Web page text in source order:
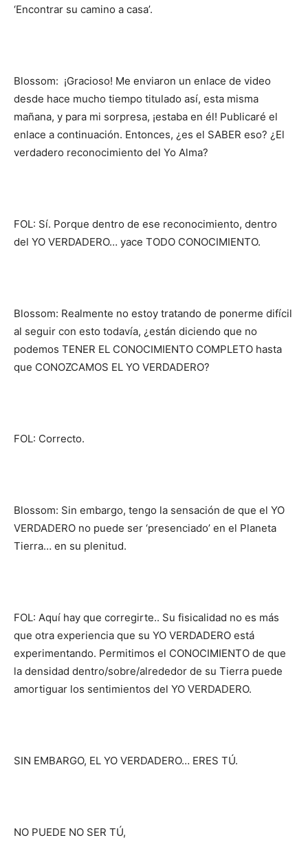
‘Encontrar su camino a casa’.
Blossom: ¡Gracioso! Me enviaron un enlace de video
desde hace mucho tiempo titulado así, esta misma
mañana, y para mi sorpresa, ¡estaba en él! Publicaré el
enlace a continuación. Entonces, ¿es el SABER eso? ¿El
verdadero reconocimiento del Yo Alma?
FOL: Sí. Porque dentro de ese reconocimiento, dentro
del YO VERDADERO… yace TODO CONOCIMIENTO.
Blossom: Realmente no estoy tratando de ponerme difícil
al seguir con esto todavía, ¿están diciendo que no
podemos TENER EL CONOCIMIENTO COMPLETO hasta
que CONOZCAMOS EL YO VERDADERO?
FOL: Correcto.
Blossom: Sin embargo, tengo la sensación de que el YO
VERDADERO no puede ser ‘presenciado’ en el Planeta
Tierra… en su plenitud.
FOL: Aquí hay que corregirte.. Su fisicalidad no es más
que otra experiencia que su YO VERDADERO está
experimentando. Permitimos el CONOCIMIENTO de que
la densidad dentro/sobre/alrededor de su Tierra puede
amortiguar los sentimientos del YO VERDADERO.
SIN EMBARGO, EL YO VERDADERO… ERES TÚ.
NO PUEDE NO SER TÚ,